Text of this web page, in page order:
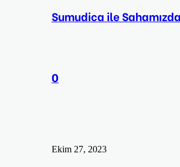
Sumudica ile
0
Ekim 27, 2023